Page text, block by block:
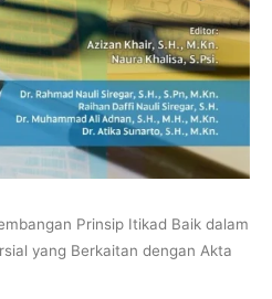
Prinsip Itikad Baik dalam
yang Berkaitan dengan Akta